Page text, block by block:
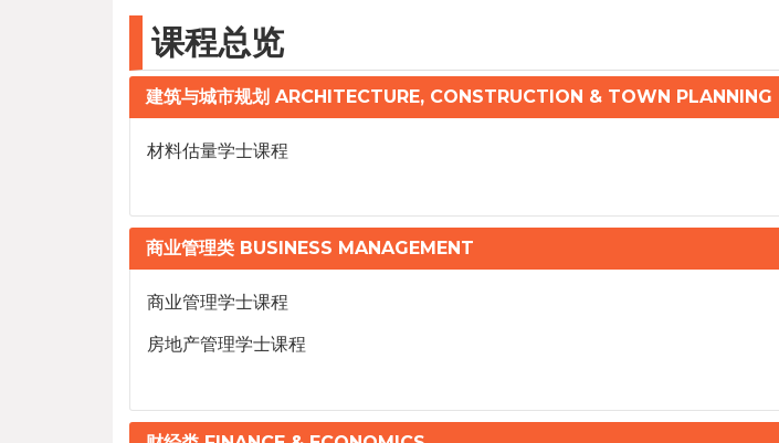
课程总览
建筑与城市规划 ARCHITECTURE, CONSTRUCTION & TOWN PLANNING
材料估量学士课程
商业管理类 BUSINESS MANAGEMENT
商业管理学士课程
房地产管理学士课程